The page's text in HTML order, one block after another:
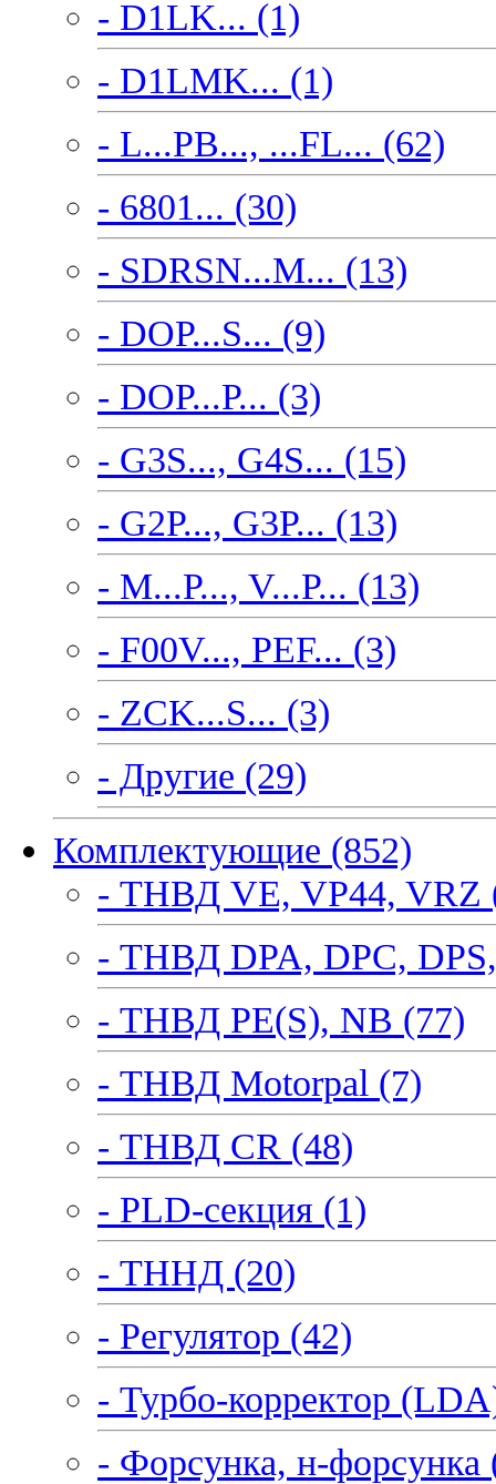
- D1LK... (1)
- D1LMK... (1)
- L...PB..., ...FL... (62)
- 6801... (30)
- SDRSN...M... (13)
- DOP...S... (9)
- DOP...P... (3)
- G3S..., G4S... (15)
- G2P..., G3P... (13)
- M...P..., V...P... (13)
- F00V..., PEF... (3)
- ZCK...S... (3)
- Другие (29)
Комплектующие (852)
- ТНВД VE, VP44, VRZ
- ТНВД DPA, DPC,
- ТНВД PE(S), NB (77)
- ТНВД Motorpal (7)
- ТНВД CR (48)
- PLD-секция (1)
- ТННД (20)
- Регулятор (42)
- Турбо-корректор
- Форсунка, н-форсунка